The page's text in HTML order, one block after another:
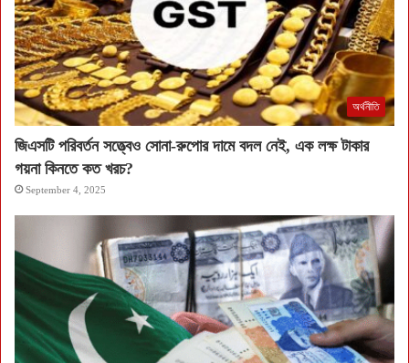
অর্থনীতি
জিএসটি পরিবর্তন সত্ত্বেও সোনা-রুপোর দামে বদল নেই, এক লক্ষ টাকার
গয়না কিনতে কত খরচ?
September 4, 2025